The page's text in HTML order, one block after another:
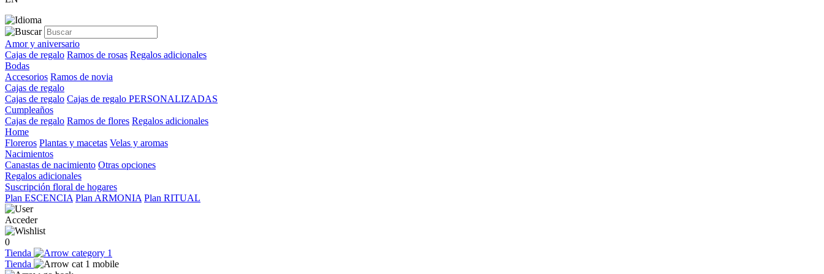
Amor y aniversario
Cajas de regalo Ramos de rosas Regalos adicionales
Bodas
Accesorios Ramos de novia
Cajas de regalo
Cajas de regalo Cajas de regalo PERSONALIZADAS
Cumpleaños
Cajas de regalo Ramos de flores Regalos adicionales
Home
Floreros Plantas y macetas Velas y aromas
Nacimientos
Canastas de nacimiento Otras opciones
Regalos adicionales
Suscripción floral de hogares
Plan ESCENCIA Plan ARMONIA Plan RITUAL
Acceder
0
Tienda
Tienda